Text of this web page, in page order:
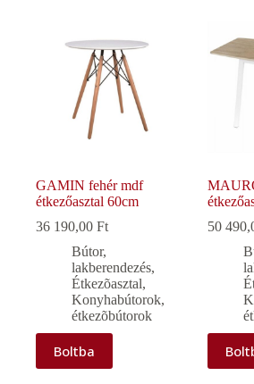
GAMIN fehér mdf
étkezőasztal 60cm
36 190,00 Ft
Bútor,
lakberendezés,
Étkezõasztal,
Konyhabútorok,
étkezõbútorok
Boltba
50